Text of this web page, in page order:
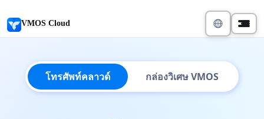
VMOS Cloud
โทรศัพท์คลาวด์ กล่องวิเศษ VMOS